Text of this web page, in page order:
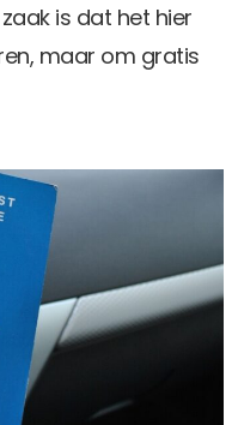
is dat het hier
maar om gratis